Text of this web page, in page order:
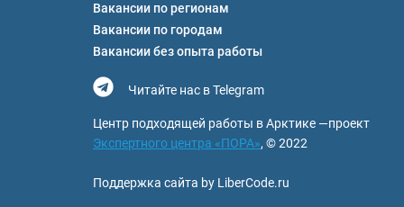
Вакансии по регионам
Вакансии по городам
Вакансии без опыта работы
Читайте нас в Telegram
Центр подходящей работы в Арктике —проект
Экспертного центра «ПОРА», © 2022
Поддержка сайта by LiberCode.ru